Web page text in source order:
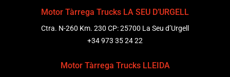
Motor Tàrrega Trucks LA SEU D’URGELL
Ctra. N-260 Km. 230 CP: 25700 La Seu d’Urgell
+34 973 35 24 22
Motor Tàrrega Trucks LLEIDA